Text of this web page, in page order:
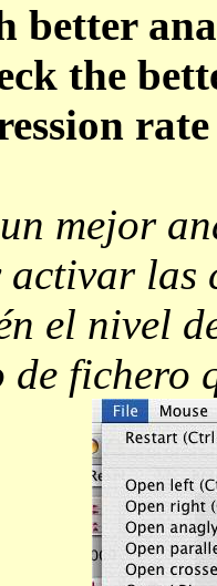
better
the
mejor
activar
el nivel
fichero